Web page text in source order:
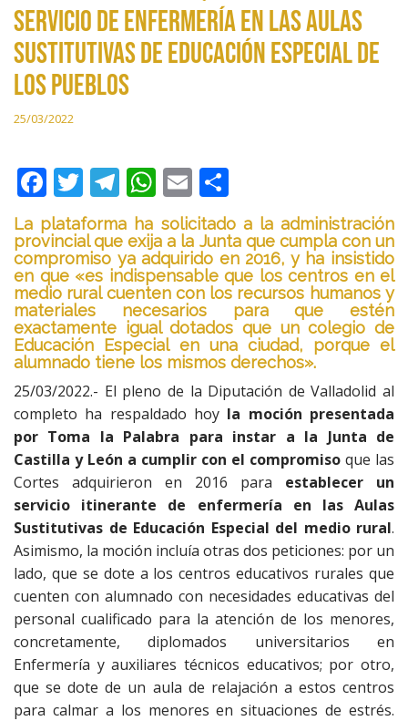
servicio de enfermería en las Aulas
Sustitutivas de Educación Especial de
los pueblos
25/03/2022
F
ac
e
b
o
o
k
T
w
itt
er
T
el
e
gr
a
m
W
h
at
s
A
p
p
E
m
ai
l
o
m
p
ar
ti
r
La plataforma ha solicitado a la administración
provincial que exija a la Junta que cumpla con un
compromiso ya adquirido en 2016, y ha insistido
en que «es indispensable que los centros en el
medio rural cuenten con los recursos humanos y
materiales necesarios para que estén
exactamente igual dotados que un colegio de
Educación Especial en una ciudad, porque el
alumnado tiene los mismos derechos».
25/03/2022.- El pleno de la Diputación de Valladolid al
completo ha respaldado hoy la moción presentada
por Toma la Palabra para instar a la Junta de
Castilla y León a cumplir con el compromiso que las
Cortes adquirieron en 2016 para establecer un
servicio itinerante de enfermería en las Aulas
Sustitutivas de Educación Especial del medio rural.
Asimismo, la moción incluía otras dos peticiones: por un
lado, que se dote a los centros educativos rurales que
cuenten con alumnado con necesidades educativas del
personal cualificado para la atención de los menores,
concretamente, diplomados universitarios en
Enfermería y auxiliares técnicos educativos; por otro,
que se dote de un aula de relajación a estos centros
para calmar a los menores en situaciones de estrés.